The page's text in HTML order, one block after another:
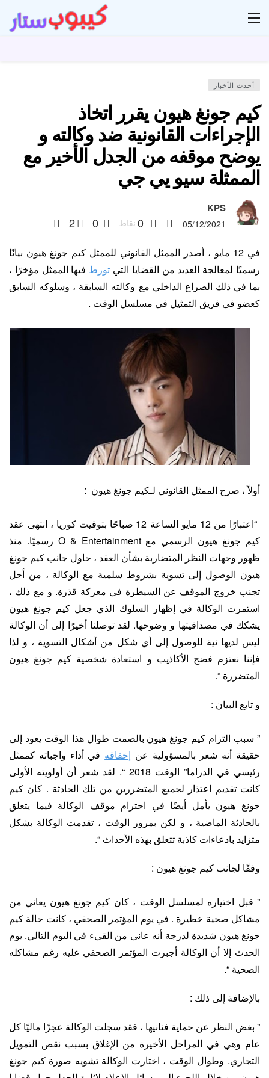
أحدث الأخبار
كيم جونغ هيون يقرر اتخاذ
الإجراءات القانونية ضد وكالته و
يوضح موقفه من الجدل الأخير مع
الممثلة سيو يي جي
KPS
05/12/2021
0 نقاط 0
2
في 12 مايو ، أصدر الممثل القانوني للممثل كيم جونغ هيون بيانًا
رسميًا لمعالجة العديد من القضايا التي تورط فيها الممثل مؤخرًا ،
بما في ذلك الصراع الداخلي مع وكالته السابقة ، وسلوكه السابق
كعضو في فريق التمثيل في مسلسل الوقت .
أولاً ، صرح الممثل القانوني لـكيم جونغ هيون :
“اعتبارًا من 12 مايو الساعة 12 صباحًا بتوقيت كوريا ، انتهى عقد
كيم جونغ هيون الرسمي مع O & Entertainment رسميًا. منذ
ظهور وجهات النظر المتضاربة بشأن العقد ، حاول جانب كيم جونغ
هيون الوصول إلى تسوية بشروط سلمية مع الوكالة ، من أجل
تجنب خروج الموقف عن السيطرة في معركة قذرة. و مع ذلك ،
استمرت الوكالة في إظهار السلوك الذي جعل كيم جونغ هيون
يشكك في مصداقيتها و وضوحها. لقد توصلنا أخيرًا إلى أن الوكالة
ليس لديها نية للوصول إلى أي شكل من أشكال التسوية ، و لذا
فإننا نعتزم فضح الأكاذيب و استعادة شخصية كيم جونغ هيون
المتضررة “.
و تابع البيان :
” سبب التزام كيم جونغ هيون بالصمت طوال هذا الوقت يعود إلى
حقيقة أنه شعر بالمسؤولية عن إخفاقه في أداء واجباته كممثل
رئيسي في الدراما” الوقت 2018 “. لقد شعر أن أولويته الأولى
كانت تقديم اعتذار لجميع المتضررين من تلك الحادثة . كان كيم
جونغ هيون يأمل أيضًا في احترام موقف الوكالة فيما يتعلق
بالحادثة الماضية ، و لكن بمرور الوقت ، تقدمت الوكالة بشكل
متزايد بادعاءات كاذبة تتعلق بهذه الأحداث “.
وفقًا لجانب كيم جونغ هيون :
” قبل اختياره لمسلسل الوقت ، كان كيم جونغ هيون يعاني من
مشاكل صحية خطيرة . في يوم المؤتمر الصحفي ، كانت حالة كيم
جونغ هيون شديدة لدرجة أنه عانى من القيء في اليوم التالي. يوم
الحدث إلا أن الوكالة أجبرت المؤتمر الصحفي عليه رغم مشاكله
الصحية “.
بالإضافة إلى ذلك :
” بغض النظر عن حماية فنانيها ، فقد سجلت الوكالة عجزًا ماليًا كل
عام وهي في المراحل الأخيرة من الإغلاق بسبب نقص التمويل
التجاري. وطوال الوقت ، اختارت الوكالة تشويه صورة كيم جونغ